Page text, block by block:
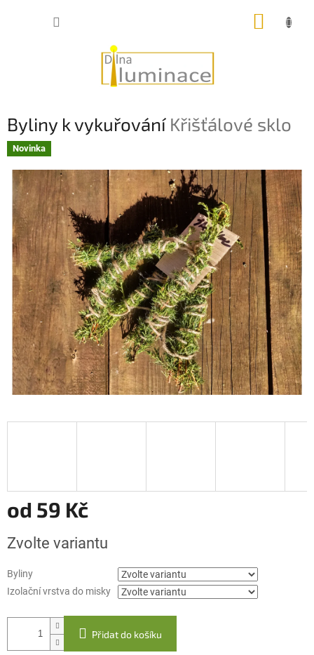
Byliny k vykuřování Křišťálové sklo
Novinka
od 59 Kč
cena:
Zvolte variantu
Byliny
Izolační vrstva do misky
Přidat do košíku